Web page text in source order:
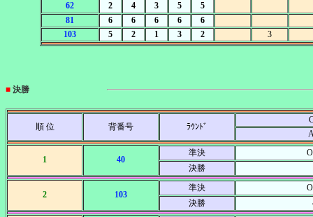
62
2 4 3 5
5
81
6 6 6 6
6
103
5 2 1 3 2 3
■ 決勝
順 位 背番号 ﾗｳﾝﾄﾞ
1 40
準決
決勝
2 103
準決
決勝